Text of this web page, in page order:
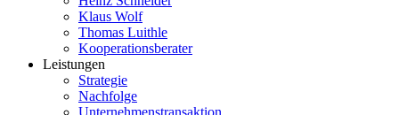
Klaus Wolf
Thomas Luithle
Kooperationsberater
Leistungen
Strategie
Nachfolge
Unternehmenstransaktion